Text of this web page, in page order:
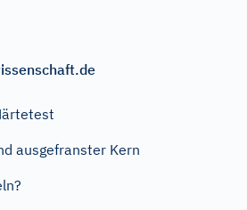
ausgefranster Kern